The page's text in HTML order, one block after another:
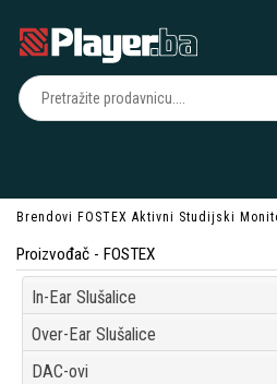
Brendovi FOSTEX Aktivni Studijski
Proizvođač - FOSTEX
In-Ear Slušalice
Over-Ear Slušalice
DAC-ovi